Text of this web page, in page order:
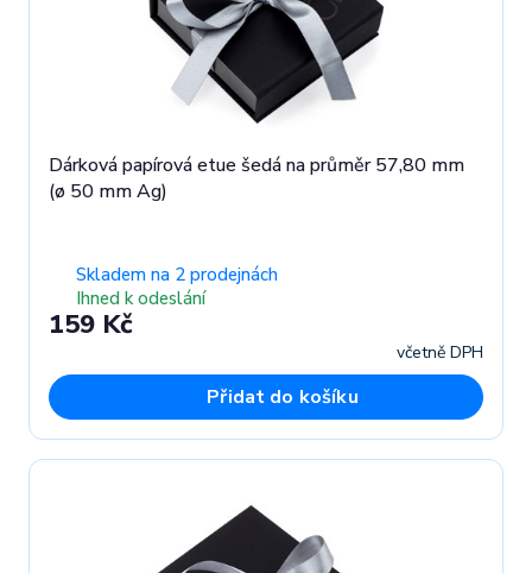
Dárková papírová etue šedá na průměr 57,80 mm
(ø 50 mm Ag)
Skladem na 2 prodejnách
Ihned k odeslání
159 Kč
včetně DPH
Přidat do košíku